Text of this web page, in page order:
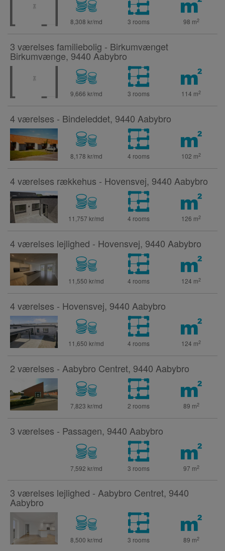
8,308 kr/md 3 rooms 98 m2
3 værelses familiebolig - Birkumvænget
Birkumvænge, 9440 Aabybro
9,666 kr/md 3 rooms 114 m2
4 værelses - Bindeleddet, 9440 Aabybro
8,178 kr/md 4 rooms 102 m2
4 værelses rækkehus - Hovensvej, 9440 Aabybro
11,757 kr/md 4 rooms 126 m2
4 værelses lejlighed - Hovensvej, 9440 Aabybro
11,550 kr/md 4 rooms 124 m2
4 værelses - Hovensvej, 9440 Aabybro
11,650 kr/md 4 rooms 124 m2
2 værelses - Aabybro Centret, 9440 Aabybro
7,823 kr/md 2 rooms 89 m2
3 værelses - Passagen, 9440 Aabybro
7,592 kr/md 3 rooms 97 m2
3 værelses lejlighed - Aabybro Centret, 9440
Aabybro
8,500 kr/md 3 rooms 89 m2